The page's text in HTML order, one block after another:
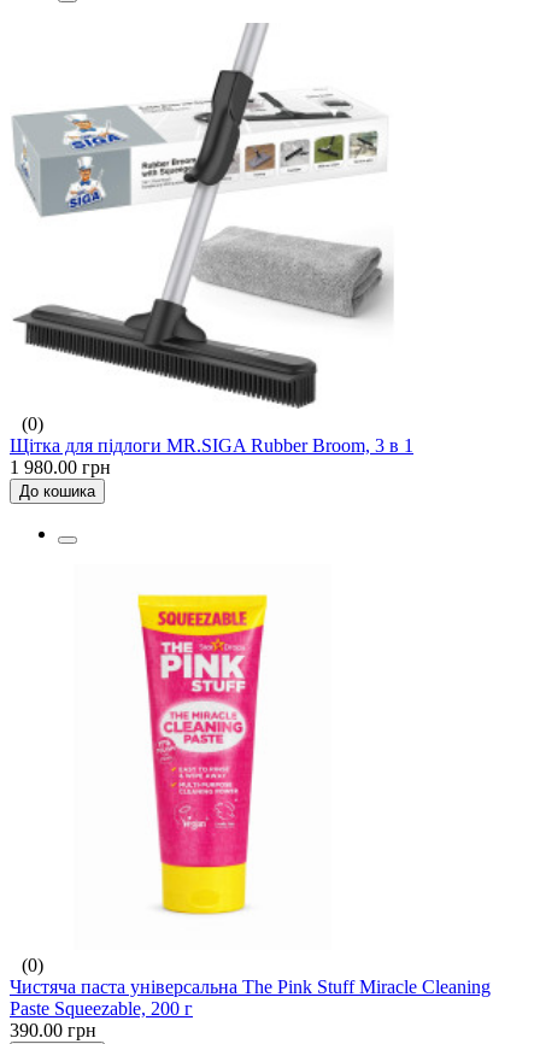
(0)
Щітка для підлоги MR.SIGA Rubber Broom, 3 в 1
1 980.00 грн
До кошика
(0)
Чистяча паста універсальна The Pink Stuff Miracle Cleaning
Paste Squeezable, 200 г
390.00 грн